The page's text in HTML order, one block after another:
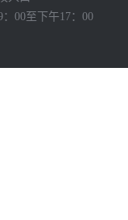
00至下午17：00